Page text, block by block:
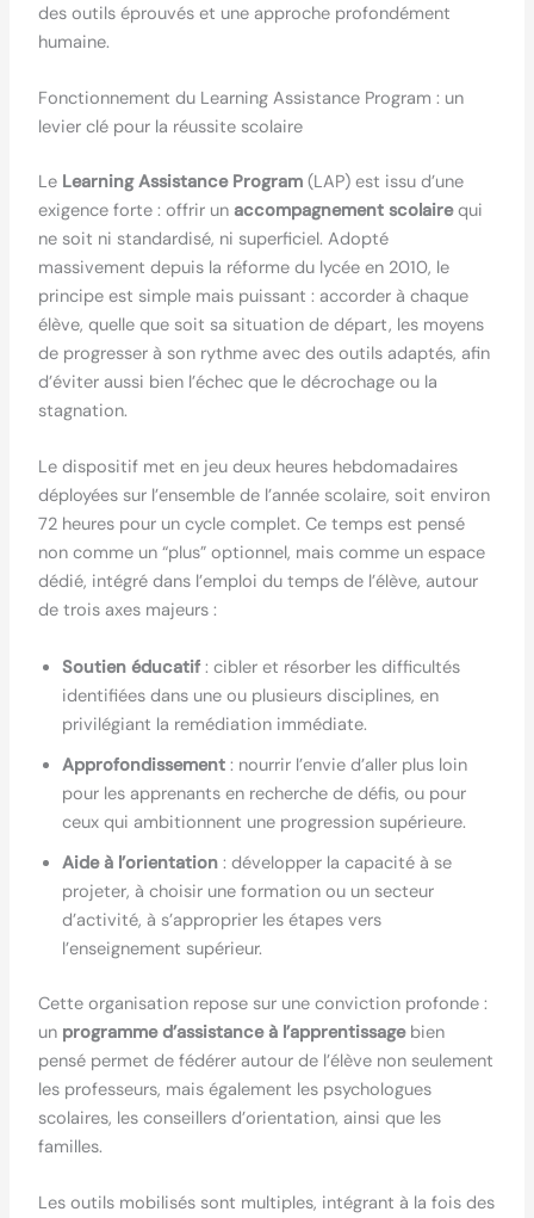
des outils éprouvés et une approche profondément
humaine.
Fonctionnement du Learning Assistance Program : un
levier clé pour la réussite scolaire
Le Learning Assistance Program(LAP) est issu d’une
exigence forte : offrir un accompagnement scolairequi
ne soit ni standardisé, ni superficiel. Adopté
massivement depuis la réforme du lycée en 2010, le
principe est simple mais puissant : accorder à chaque
élève, quelle que soit sa situation de départ, les moyens
de progresser à son rythme avec des outils adaptés, afin
d’éviter aussi bien l’échec que le décrochage ou la
stagnation.
Le dispositif met en jeu deux heures hebdomadaires
déployées sur l’ensemble de l’année scolaire, soit environ
72 heures pour un cycle complet. Ce temps est pensé
non comme un “plus” optionnel, mais comme un espace
dédié, intégré dans l’emploi du temps de l’élève, autour
de trois axes majeurs :
Soutien éducatif: cibler et résorber les difficultés
identifiées dans une ou plusieurs disciplines, en
privilégiant la remédiation immédiate.
Approfondissement: nourrir l’envie d’aller plus loin
pour les apprenants en recherche de défis, ou pour
ceux qui ambitionnent une progression supérieure.
Aide à l’orientation: développer la capacité à se
projeter, à choisir une formation ou un secteur
d’activité, à s’approprier les étapes vers
l’enseignement supérieur.
Cette organisation repose sur une conviction profonde :
un programme d’assistance à l’apprentissagebien
pensé permet de fédérer autour de l’élève non seulement
les professeurs, mais également les psychologues
scolaires, les conseillers d’orientation, ainsi que les
familles.
Les outils mobilisés sont multiples, intégrant à la fois des